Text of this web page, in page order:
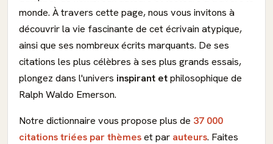
monde. À travers cette page, nous vous invitons à
découvrir la vie fascinante de cet écrivain atypique,
ainsi que ses nombreux écrits marquants. De ses
citations les plus célèbres à ses plus grands essais,
plongez dans l'univers inspirant etphilosophique de
Ralph Waldo Emerson.
Notre dictionnaire vous propose plus de 37 000
citations triées par thèmeset par auteurs. Faites